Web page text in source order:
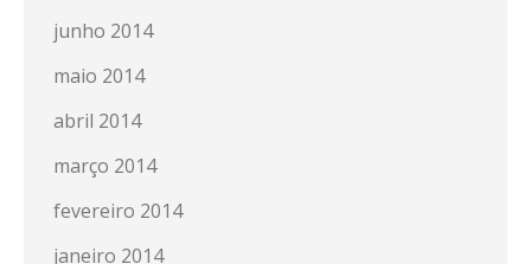
junho 2014
maio 2014
abril 2014
março 2014
fevereiro 2014
janeiro 2014